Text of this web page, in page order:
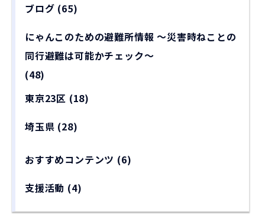
ブログ (65)
にゃんこのための避難所情報 〜災害時ねことの
同行避難は可能かチェック〜
(48)
東京23区 (18)
埼玉県 (28)
おすすめコンテンツ (6)
支援活動 (4)